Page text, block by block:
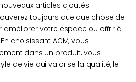
articles ajoutés
toujours quelque chose de
améliorer votre espace ou offrir à
choisissant ACM, vous
dans un produit, vous
de vie qui valorise la qualité, le